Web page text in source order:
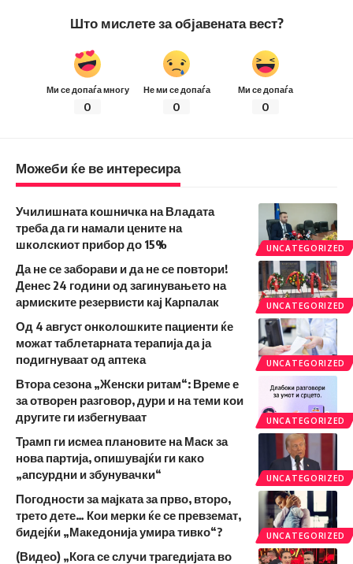
Што мислете за објавената вест?
Ми се допаѓа многу
0
Не ми се допаѓа
0
Ми се допаѓа
0
Можеби ќе ве интересира
UNCATEGORIZED
Училишната кошничка на Владата
треба да ги намали цените на
школскиот прибор до 15%
UNCATEGORIZED
Да не се заборави и да не се повтори!
Денес 24 години од загинувањето на
армиските резервисти кај Карпалак
UNCATEGORIZED
Од 4 август онколошките пациенти ќе
можат таблетарната терапија да ја
подигнуваат од аптека
UNCATEGORIZED
Втора сезона „Женски ритам“: Време е
за отворен разговор, дури и на теми кои
другите ги избегнуваат
UNCATEGORIZED
Трамп ги исмеа плановите на Маск за
нова партија, опишувајќи ги како
„апсурдни и збунувачки“
UNCATEGORIZED
Погодности за мајката за прво, второ,
трето дете… Кои мерки ќе се превземат,
бидејќи „Македонија умира тивко“?
(Видео) „Кога се случи трагедијата во